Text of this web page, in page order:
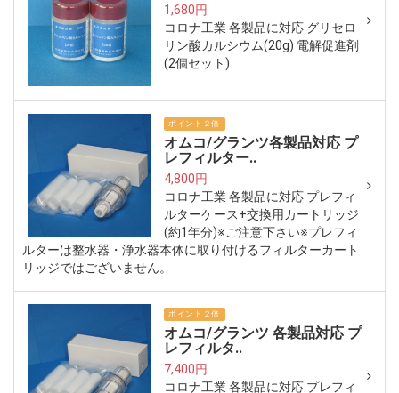
1,680円
コロナ工業 各製品に対応 グリセロ
リン酸カルシウム(20g) 電解促進剤
(2個セット)
ポイント２倍
オムコ/グランツ各製品対応 プ
レフィルター..
4,800円
コロナ工業 各製品に対応 プレフィ
ルターケース+交換用カートリッジ
(約1年分)※ご注意下さい※プレフィ
ルターは整水器・浄水器本体に取り付けるフィルターカート
リッジではございません。
ポイント２倍
オムコ/グランツ 各製品対応 プ
レフィルタ..
7,400円
コロナ工業 各製品に対応 プレフィ